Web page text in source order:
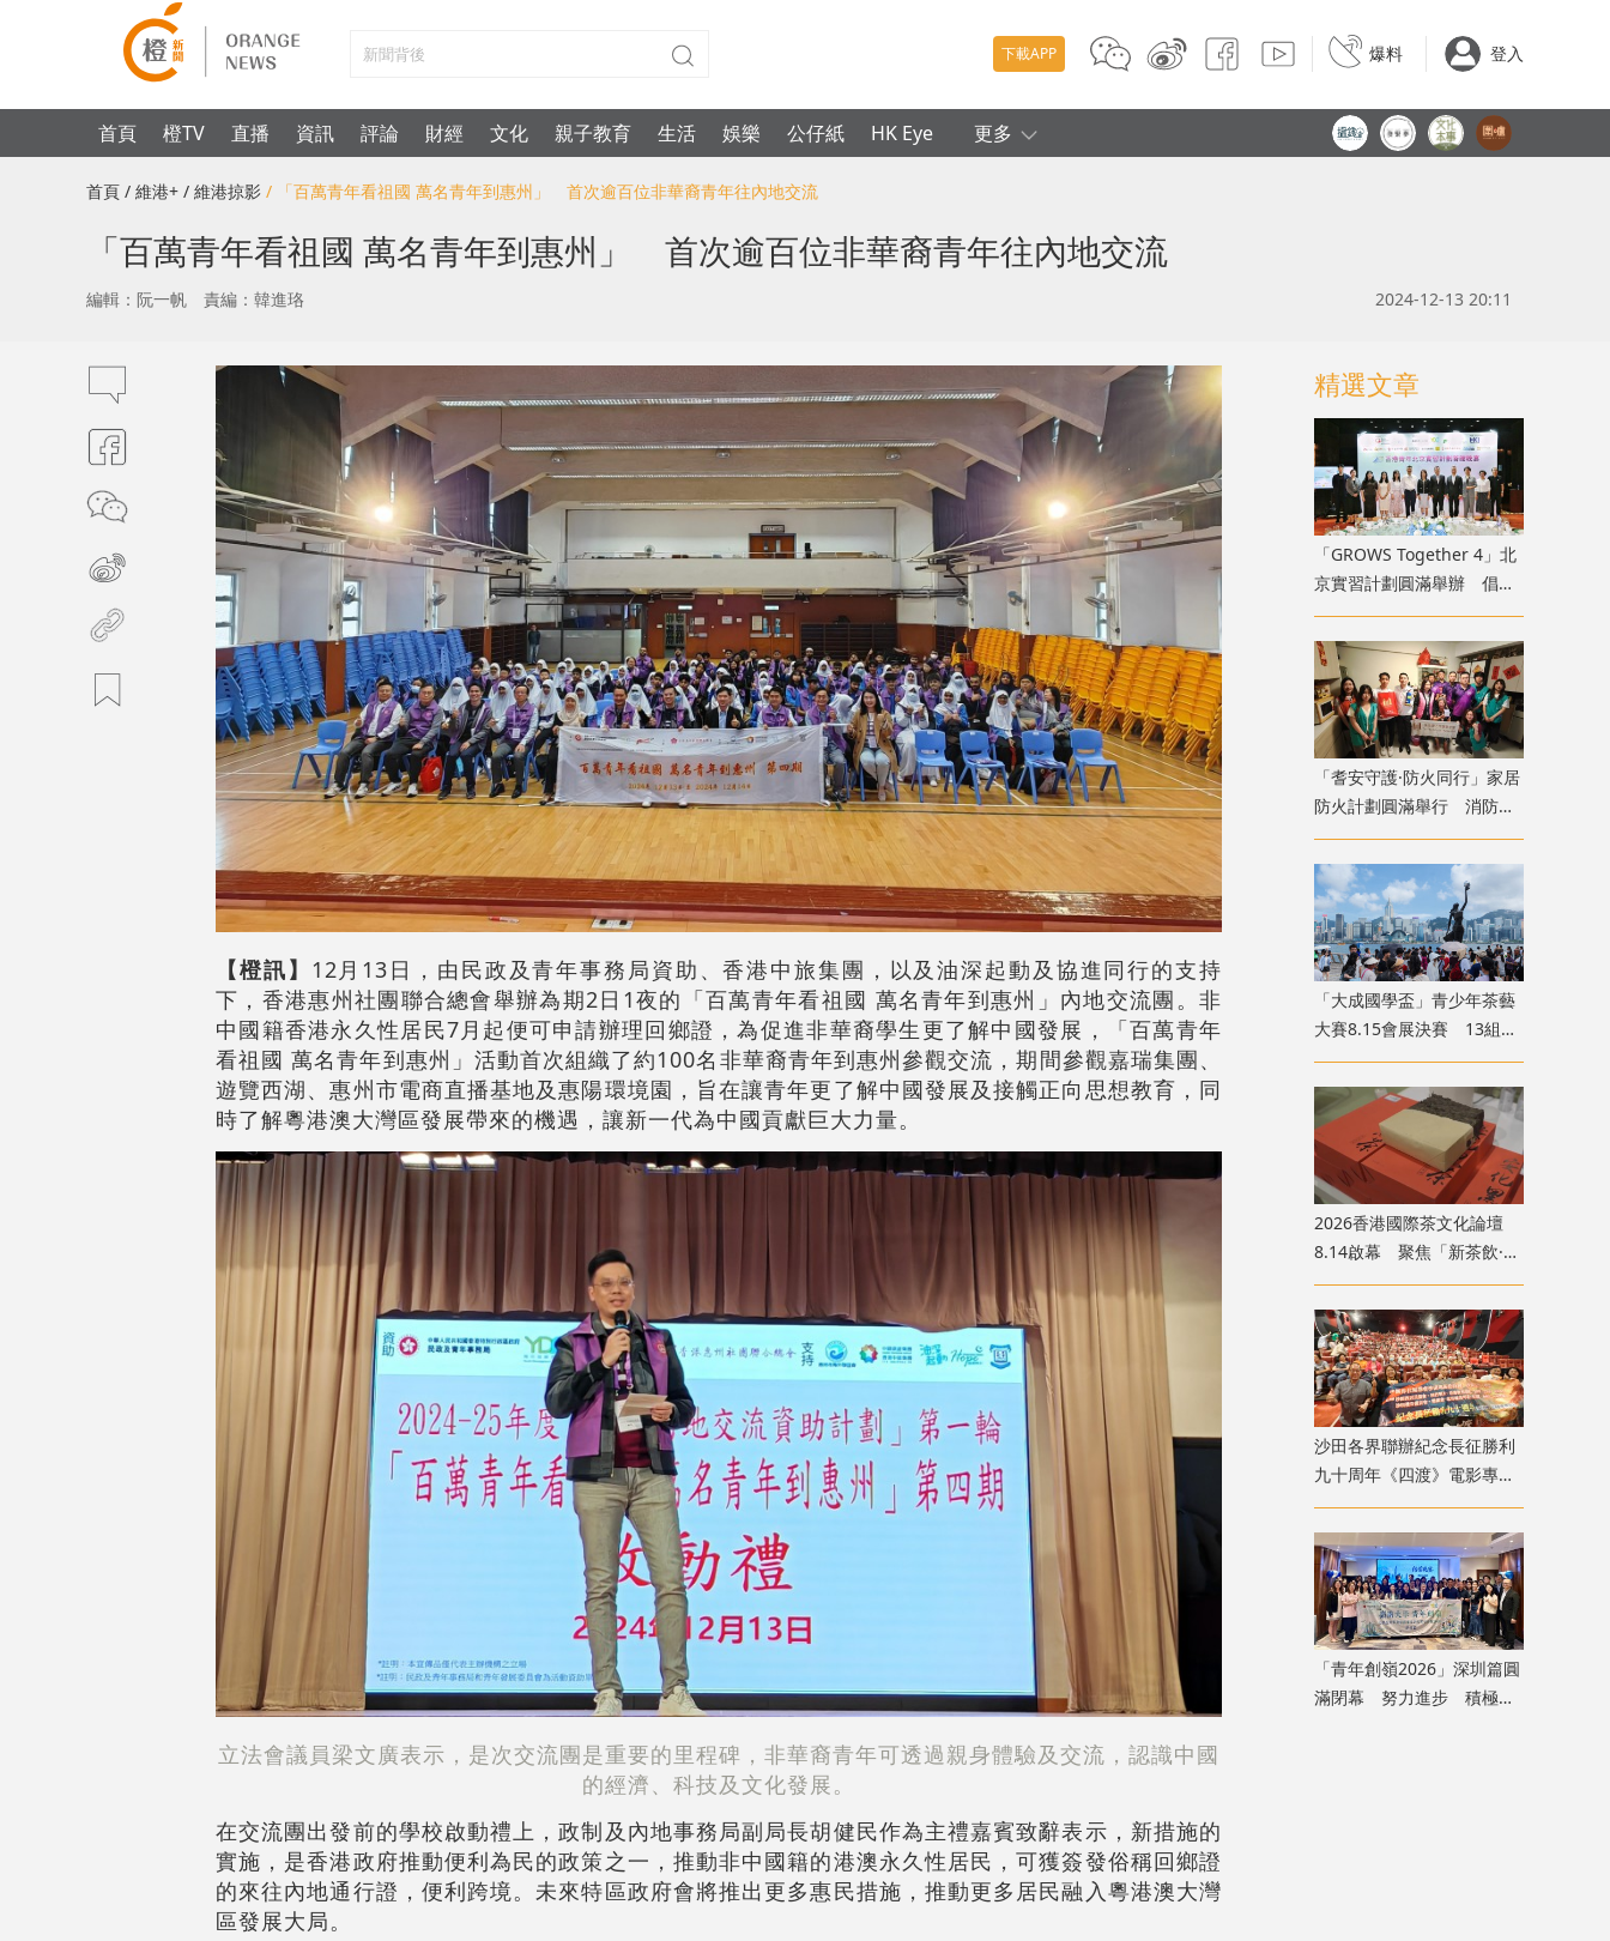
下載APP 爆料 登入
首頁 橙TV 直播 資訊 評論 財經 文化 親子教育 生活 娛樂 公仔紙 HK Eye 更多
首頁 / 維港+ / 維港掠影 / 「百萬青年看祖國 萬名青年到惠州」 首次逾百位非華裔青年往內地交流
「百萬青年看祖國 萬名青年到惠州」 首次逾百位非華裔青年往內地交流
編輯：阮一帆 責編：韓進珞 2024-12-13 20:11
【橙訊】 12月13日，由民政及青年事務局資助、香港中旅集團，以及油深起動及協進同行的支持
下，香港惠州社團聯合總會舉辦為期2日1夜的「百萬青年看祖國 萬名青年到惠州」內地交流團。非
中國籍香港永久性居民7月起便可申請辦理回鄉證，為促進非華裔學生更了解中國發展，「百萬青年
看祖國 萬名青年到惠州」活動首次組織了約100名非華裔青年到惠州參觀交流，期間參觀嘉瑞集團、
遊覽西湖、惠州市電商直播基地及惠陽環境園，旨在讓青年更了解中國發展及接觸正向思想教育，同
時了解粵港澳大灣區發展帶來的機遇，讓新一代為中國貢獻巨大力量。
立法會議員梁文廣表示，是次交流團是重要的里程碑，非華裔青年可透過親身體驗及交流，認識中國
的經濟、科技及文化發展。
在交流團出發前的學校啟動禮上，政制及內地事務局副局長胡健民作為主禮嘉賓致辭表示，新措施的
實施，是香港政府推動便利為民的政策之一，推動非中國籍的港澳永久性居民，可獲簽發俗稱回鄉證
的來往內地通行證，便利跨境。未來特區政府會將推出更多惠民措施，推動更多居民融入粵港澳大灣
區發展大局。
精選文章
「GROWS Together 4」北
京實習計劃圓滿舉辦 倡香
港青年融入國家廣闊舞台
「耆安守護·防火同行」家居
防火計劃圓滿舉行 消防處
義工隊為長者裝「防火三
寶」
「大成國學盃」青少年茶藝
大賽8.15會展決賽 13組兩
岸四地選手香江以茗會友
2026香港國際茶文化論壇
8.14啟幕 聚焦「新茶飲·新
茶食·新格局」黃金賽道
沙田各界聯辦紀念長征勝利
九十周年《四渡》電影專
場 逾1100人觀影傳遞長征
精神
「青年創嶺2026」深圳篇圓
滿閉幕 努力進步 積極融